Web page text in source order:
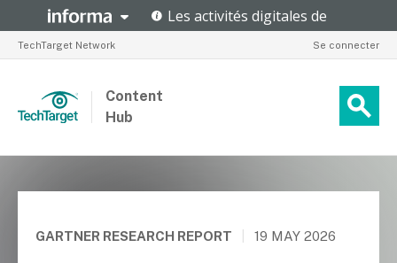
TechTarget Network Se connecter
Content
Hub
GARTNER RESEARCH REPORT 19 MAY 2026